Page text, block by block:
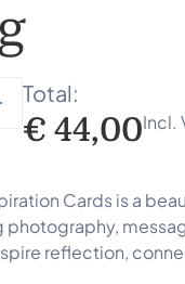
Total:
€ 44,00Incl.
Cards is a
reflection,